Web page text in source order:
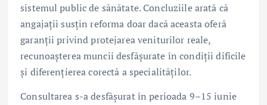
sistemul public de sănătate. Concluziile arată că
angajații susțin reforma doar dacă aceasta oferă
garanții privind protejarea veniturilor reale,
recunoașterea muncii desfășurate în condiții dificile
și diferențierea corectă a specialităților.
Consultarea s-a desfășurat în perioada 9–15 iunie